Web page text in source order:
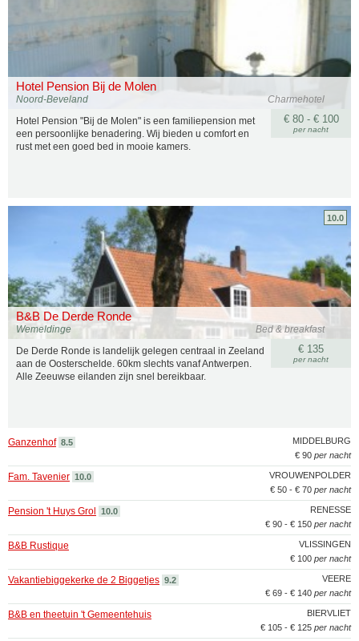
Hotel Pension Bij de Molen
Charmehotel
Noord-Beveland
€ 80 - € 100
per nacht
Hotel Pension "Bij de Molen" is een familiepension met
een persoonlijke benadering. Wij bieden u comfort en
rust met een goed bed in mooie kamers.
B&B De Derde Ronde
Bed & breakfast
Wemeldinge
10.0
€ 135
per nacht
De Derde Ronde is landelijk gelegen centraal in Zeeland
aan de Oosterschelde. 60km slechts vanaf Antwerpen.
Alle Zeeuwse eilanden zijn snel bereikbaar.
MIDDELBURG
Ganzenhof 8.5
€ 90 per nacht
VROUWENPOLDER
Fam. Tavenier 10.0
€ 50 - € 70 per nacht
RENESSE
Pension 't Huys Grol
10.0
€ 90 - € 150 per nacht
VLISSINGEN
B&B Rustique
€ 100 per nacht
VEERE
Vakantiebiggekerke de 2 Biggetjes 9.2
€ 69 - € 140 per nacht
BIERVLIET
B&B en theetuin 't Gemeentehuis
€ 105 - € 125 per nacht